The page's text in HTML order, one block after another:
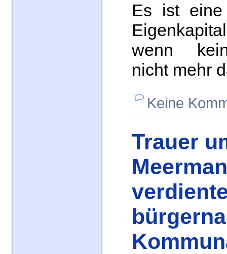
Es ist
wenn
nicht mehr
Keine
Trauer